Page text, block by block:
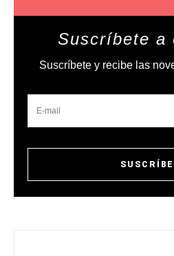
Suscríbete a
Suscríbete y recibe las